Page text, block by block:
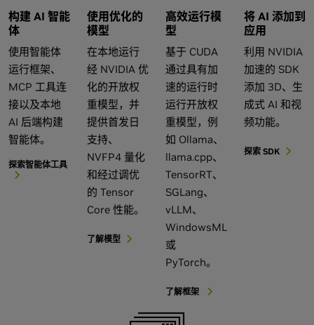
构建 AI 智能
体
使用智能体
运行框架、
MCP 工具连
接以及本地
AI 后端构建
智能体。
探索智能体工具
使用优化的
模型
在本地运行
经 NVIDIA 优
化的开放权
重模型，并
提供首发日
支持、
NVFP4 量化
和经过调优
的 Tensor
Core 性能。
了解模型
高效运行模
型
基于 CUDA
通过具有加
速的运行时
运行开放权
重模型，例
如 Ollama、
llama.cpp、
TensorRT、
SGLang、
vLLM、
WindowsML
或
PyTorch。
了解框架
将 AI 添加到
应用
利用 NVIDIA
加速的 SDK
添加 3D、生
成式 AI 和视
频功能。
探索 SDK